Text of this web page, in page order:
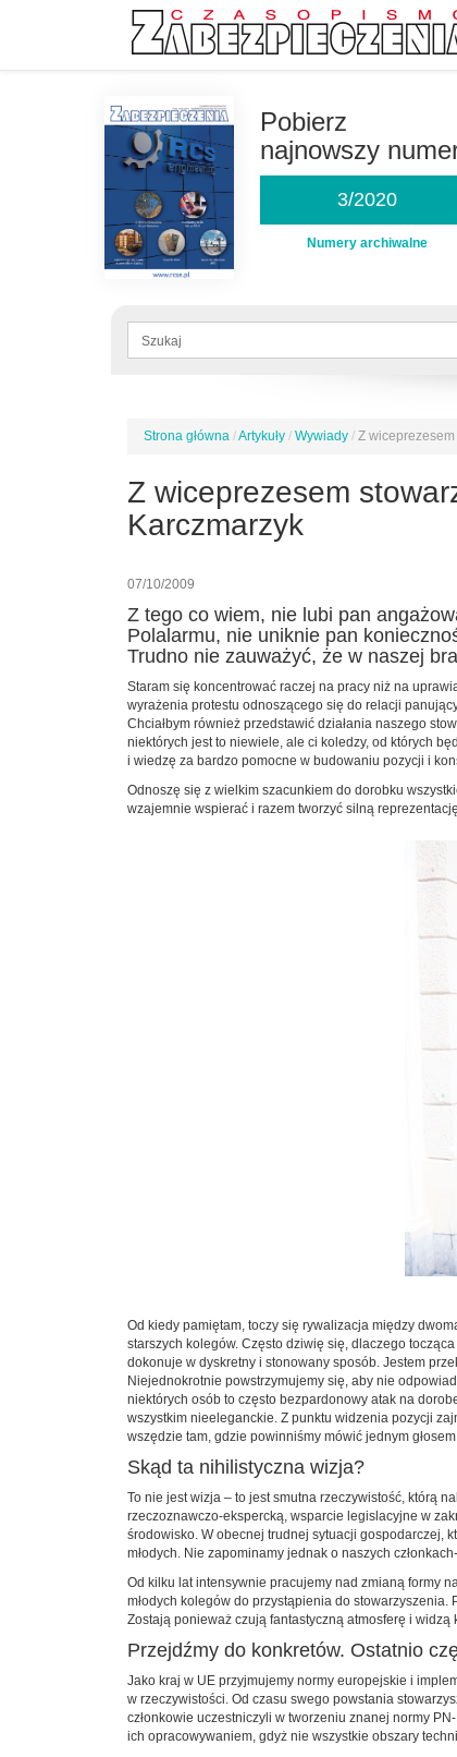
Pobierz
najnowszy
3/2020
Numery archiwalne
Formularz
Jesteś
Strona główna /Artykuły / Wywiady / Z
Z wiceprezesem
Karczmarzyk
07/10/2009
Z tego co wiem, nie lubi pan
Polalarmu, nie uniknie pan
Trudno nie zauważyć, że w naszej
Staram się koncentrować raczej na pracy niż na
wyrażenia protestu odnoszącego się do relacji
Chciałbym również przedstawić działania naszego
niektórych jest to niewiele, ale ci koledzy, od których
i wiedzę za bardzo pomocne w budowaniu pozycji i
Odnoszę się z wielkim szacunkiem do dorobku
wzajemnie wspierać i razem tworzyć silną
Od kiedy pamiętam, toczy się rywalizacja między
starszych kolegów. Często dziwię się, dlaczego
dokonuje w dyskretny i stonowany sposób. Jestem
Niejednokrotnie powstrzymujemy się, aby nie
niektórych osób to często bezpardonowy atak na
wszystkim nieeleganckie. Z punktu widzenia pozycji
wszędzie tam, gdzie powinniśmy mówić jednym
Skąd ta nihilistyczna wizja?
To nie jest wizja – to jest smutna rzeczywistość, którą
rzeczoznawczo-ekspercką, wsparcie legislacyjne w
środowisko. W obecnej trudnej sytuacji gospodarczej,
młodych. Nie zapominamy jednak o naszych
Od kilku lat intensywnie pracujemy nad zmianą formy
młodych kolegów do przystąpienia do
Zostają ponieważ czują fantastyczną atmosferę i
Przejdźmy do konkretów. Ostatnio
Jako kraj w UE przyjmujemy normy europejskie i
w rzeczywistości. Od czasu swego powstania
członkowie uczestniczyli w tworzeniu znanej normy
ich opracowywaniem, gdyż nie wszystkie obszary